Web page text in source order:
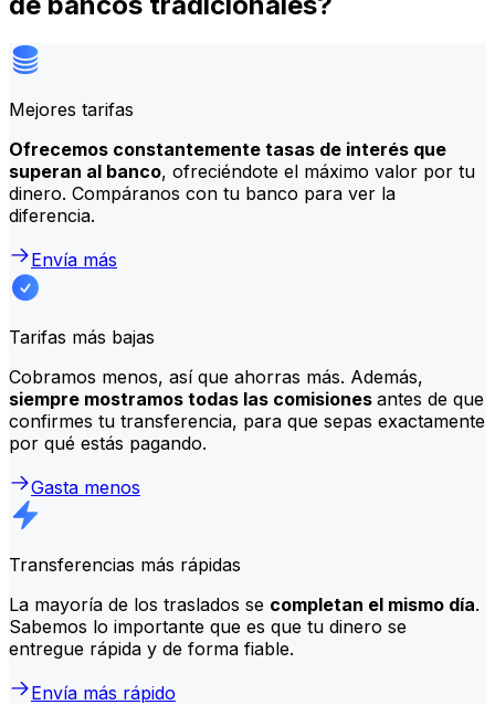
Mejores tarifas
Ofrecemos constantemente tasas de interés que
superan al banco, ofreciéndote el máximo valor por tu
dinero. Compáranos con tu banco para ver la
diferencia.
Envía más
Tarifas más bajas
Cobramos menos, así que ahorras más. Además,
siempre mostramos todas las comisiones antes de que
confirmes tu transferencia, para que sepas exactamente
por qué estás pagando.
Gasta menos
Transferencias más rápidas
La mayoría de los traslados se completan el mismo día.
Sabemos lo importante que es que tu dinero se
entregue rápida y de forma fiable.
Envía más rápido